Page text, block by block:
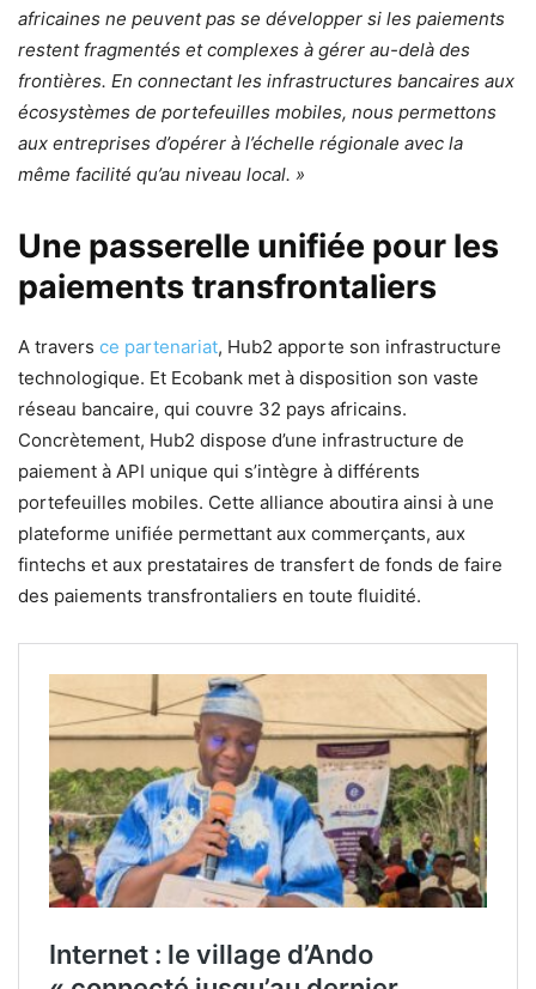
africaines ne peuvent pas se développer si les paiements
restent fragmentés et complexes à gérer au-delà des
frontières. En connectant les infrastructures bancaires aux
écosystèmes de portefeuilles mobiles, nous permettons
aux entreprises d’opérer à l’échelle régionale avec la
même facilité qu’au niveau local. »
Une passerelle unifiée pour les
paiements transfrontaliers
A travers ce partenariat, Hub2 apporte son infrastructure
technologique. Et Ecobank met à disposition son vaste
réseau bancaire, qui couvre 32 pays africains.
Concrètement, Hub2 dispose d’une infrastructure de
paiement à API unique qui s’intègre à différents
portefeuilles mobiles. Cette alliance aboutira ainsi à une
plateforme unifiée permettant aux commerçants, aux
fintechs et aux prestataires de transfert de fonds de faire
des paiements transfrontaliers en toute fluidité.